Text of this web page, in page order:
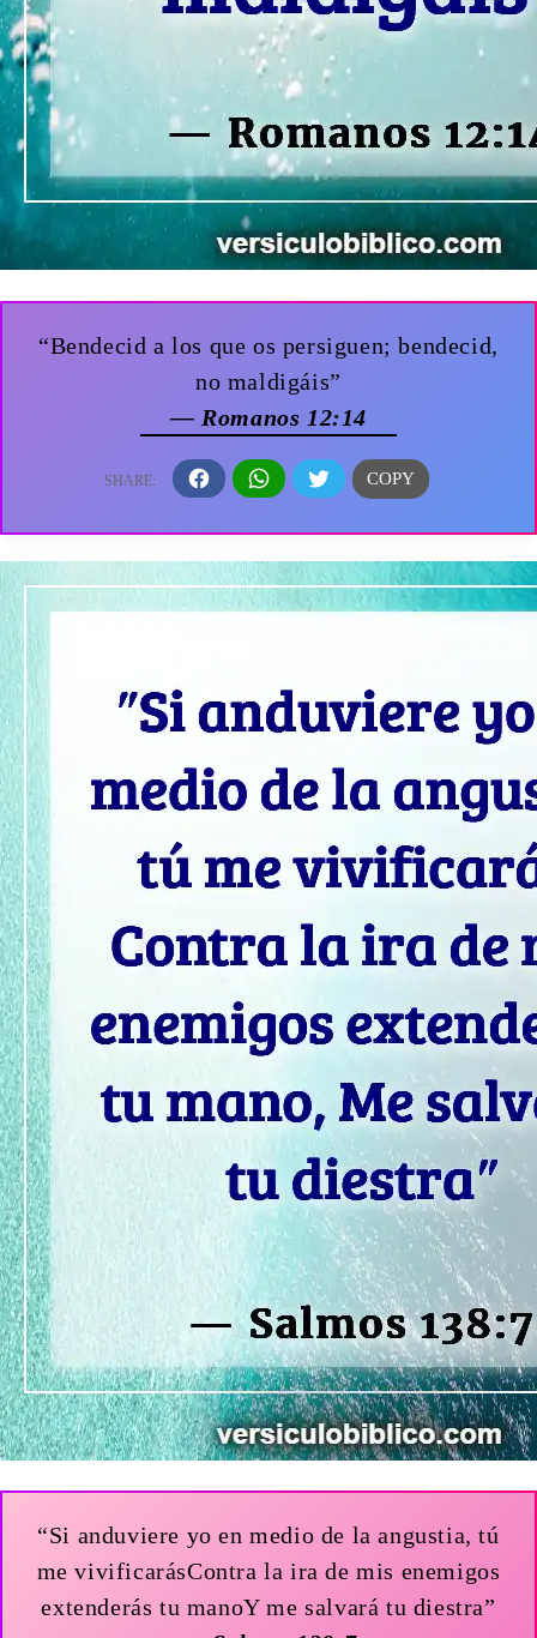
“Bendecid a los que os persiguen; bendecid,
no maldigáis”
— Romanos 12:14
“Si anduviere yo en medio de la angustia, tú
me vivificarásContra la ira de mis enemigos
extenderás tu manoY me salvará tu diestra”